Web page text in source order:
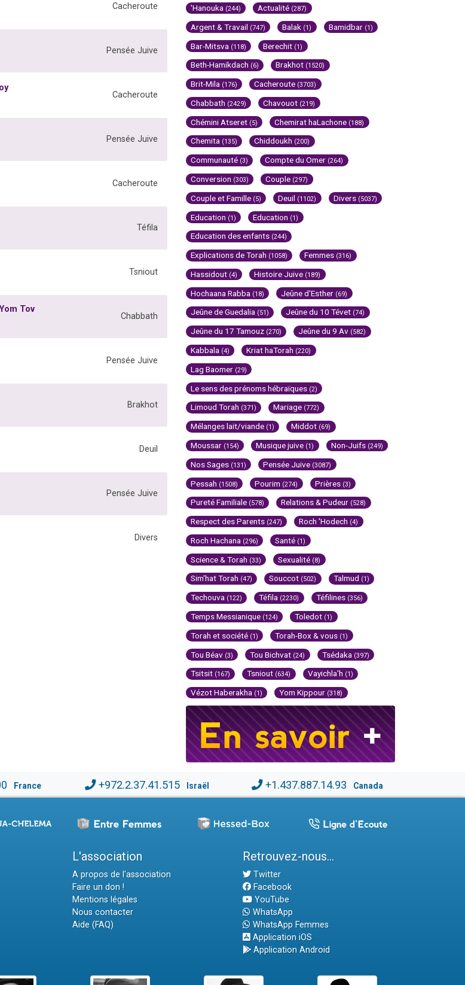
Cacheroute
Pensée Juive
Cacheroute
Pensée Juive
Cacheroute
Téfila
Tsniout
Tov
Chabbath
Pensée Juive
Brakhot
Deuil
Pensée Juive
Divers
'Hanouka (244) Actualité (287)
Argent & Travail (747) Balak (1) Bamidbar (1)
Bar-Mitsva (118) Berechit (1)
Beth-Hamikdach (6) Brakhot (1520)
Brit-Mila (176) Cacheroute (3703)
Chabbath (2429) Chavouot (219)
Chémini Atseret (5) Chemirat haLachone (188)
Chemita (135) Chiddoukh (200)
Communauté (3) Compte du Omer (264)
Conversion (303) Couple (297)
Couple et Famille (5) Deuil (1102) Divers (5037)
Education (1) Education (1)
Education des enfants (244)
Explications de Torah (1058) Femmes (316)
Hassidout (4) Histoire Juive (189)
Hochaana Rabba (18) Jeûne d'Esther (69)
Jeûne de Guedalia (51) Jeûne du 10 Tévet (74)
Jeûne du 17 Tamouz (270) Jeûne du 9 Av (582)
Kabbala (4) Kriat haTorah (220)
Lag Baomer (29)
Le sens des prénoms hébraïques (2)
Limoud Torah (371) Mariage (772)
Mélanges lait/viande (1) Middot (69)
Moussar (154) Musique juive (1) Non-Juifs (249)
Nos Sages (131) Pensée Juive (3087)
Pessah (1508) Pourim (274) Prières (3)
Pureté Familiale (578) Relations & Pudeur (528)
Respect des Parents (247) Roch 'Hodech (4)
Roch Hachana (296) Santé (1)
Science & Torah (33) Sexualité (8)
Sim'hat Torah (47) Souccot (502) Talmud (1)
Techouva (122) Téfila (2230) Téfilines (356)
Temps Messianique (124) Toledot (1)
Torah et société (1) Torah-Box & vous (1)
Tou Béav (3) Tou Bichvat (24) Tsédaka (397)
Tsitsit (167) Tsniout (634) Vayichla'h (1)
Vézot Haberakha (1) Yom Kippour (318)
France +972.2.37.41.515 Israël +1.437.887.14.93 Canada
L'association
A propos de l'association
Faire un don !
Mentions légales
Nous contacter
Aide (FAQ)
Retrouvez-nous...
Twitter
Facebook
YouTube
WhatsApp
WhatsApp Femmes
Application iOS
Application Android